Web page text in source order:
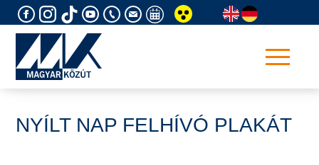
to
NYÍLT NAP FELHÍVÓ PLAKÁT